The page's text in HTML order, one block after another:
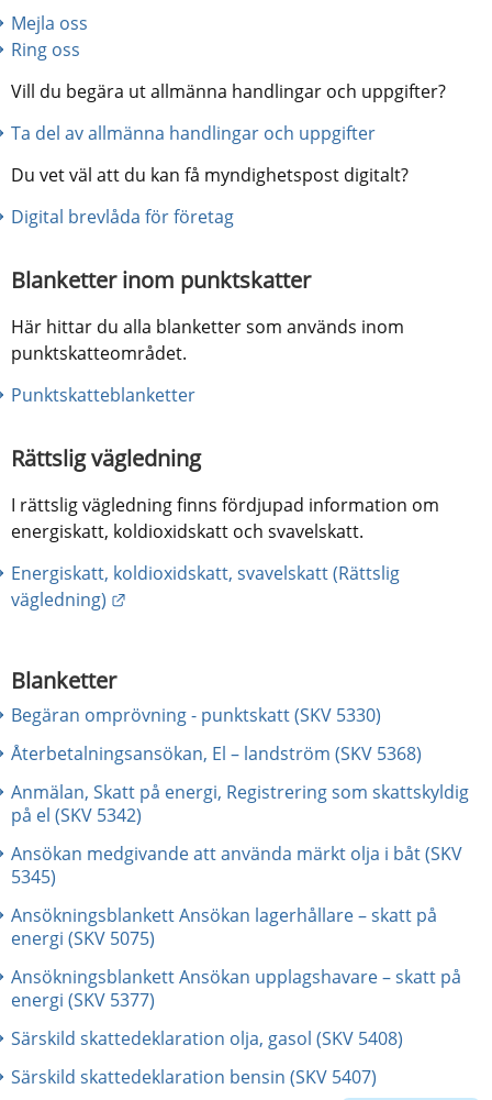
Mejla oss
Ring oss
Vill du begära ut allmänna handlingar och uppgifter?
Ta del av allmänna handlingar och uppgifter
Du vet väl att du kan få myndighetspost digitalt?
Digital brevlåda för företag
Blanketter inom punktskatter
Här hittar du alla blanketter som används inom
punktskatteområdet.
Punktskatteblanketter
Rättslig vägledning
I rättslig vägledning finns fördjupad information om
energiskatt, koldioxidskatt och svavelskatt.
Energiskatt, koldioxidskatt, svavelskatt (Rättslig
vägledning)
Blanketter
Begäran omprövning - punktskatt (SKV 5330)
Återbetalningsansökan, El – landström (SKV 5368)
Anmälan, Skatt på energi, Registrering som skattskyldig
på el (SKV 5342)
Ansökan medgivande att använda märkt olja i båt (SKV
5345)
Ansökningsblankett Ansökan lagerhållare – skatt på
energi (SKV 5075)
Ansökningsblankett Ansökan upplagshavare – skatt på
energi (SKV 5377)
Särskild skattedeklaration olja, gasol (SKV 5408)
Särskild skattedeklaration bensin (SKV 5407)